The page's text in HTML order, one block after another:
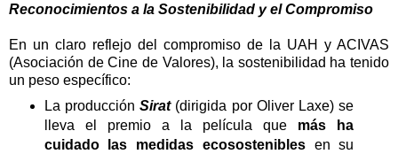
Reconocimientos a la Sostenibilidad y el Compromiso
En un claro reflejo del compromiso de la UAH y ACIVAS
(Asociación de Cine de Valores), la sostenibilidad ha tenido
un peso específico:
La producciónSirat (dirigida por Oliver Laxe) se
lleva el premio a la película que más ha
cuidado las medidas ecososteniblesen su